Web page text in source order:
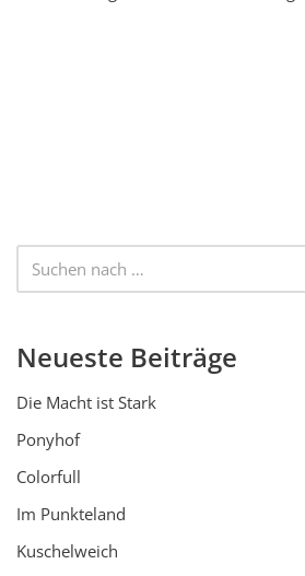
Neueste Beiträge
Die Macht ist Stark
Ponyhof
Colorfull
Im Punkteland
Kuschelweich